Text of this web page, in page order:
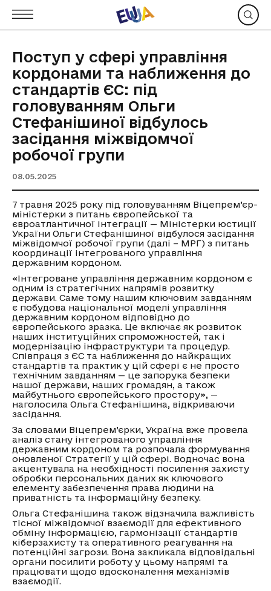
Поступ у сфері управління
кордонами та наближення до
стандартів ЄС: під
головуванням Ольги
Стефанішиної відбулось
засідання міжвідомчої
робочої групи
08.05.2025
7 травня 2025 року під головуванням Віцепрем’єр-
міністерки з питань європейської та
євроатлантичної інтеграції — Міністерки юстиції
України Ольги Стефанішиної відбулося засідання
міжвідомчої робочої групи (далі – МРГ) з питань
координації інтегрованого управління
державним кордоном.
«Інтегроване управління державним кордоном є
одним із стратегічних напрямів розвитку
держави. Саме тому нашим ключовим завданням
є побудова національної моделі управління
державним кордоном відповідно до
європейського зразка. Це включає як розвиток
наших інституційних спроможностей, так і
модернізацію інфраструктури та процедур.
Співпраця з ЄС та наближення до найкращих
стандартів та практик у цій сфері є не просто
технічним завданням — це запорука безпеки
нашої держави, наших громадян, а також
майбутнього європейського простору», —
наголосила Ольга Стефанішина, відкриваючи
засідання.
За словами Віцепрем’єрки, Україна вже провела
аналіз стану інтегрованого управління
державним кордоном та розпочала формування
оновленої Стратегії у цій сфері. Водночас вона
акцентувала на необхідності посилення захисту
обробки персональних даних як ключового
елементу забезпечення права людини на
приватність та інформаційну безпеку.
Ольга Стефанішина також відзначила важливість
тісної міжвідомчої взаємодії для ефективного
обміну інформацією, гармонізації стандартів
кіберзахисту та оперативного реагування на
потенційні загрози. Вона закликала відповідальні
органи посилити роботу у цьому напрямі та
працювати щодо вдосконалення механізмів
взаємодії.